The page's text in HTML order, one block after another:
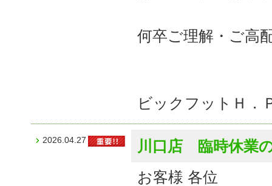
何卒ご理解・ご高
ビックフットＨ．
2026.04.27
川口店 臨時休業
お客様 各位